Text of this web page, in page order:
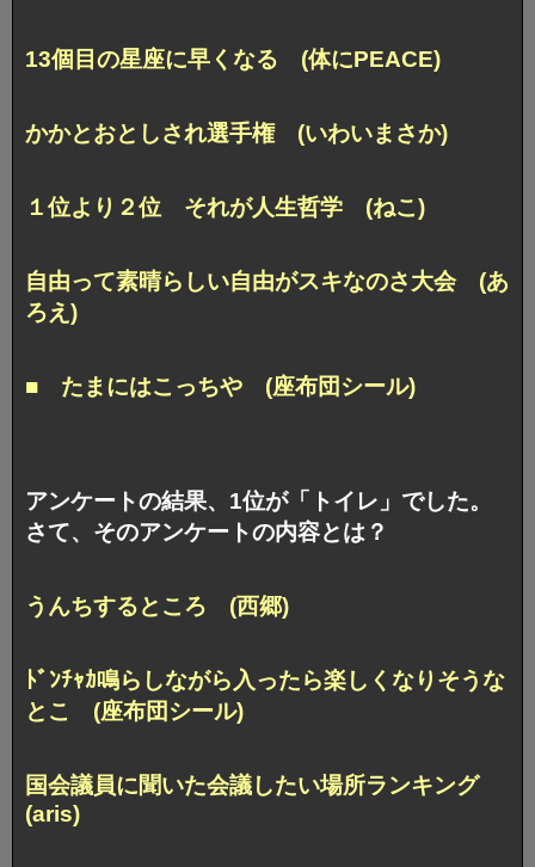
13個目の星座に早くなる (体にPEACE)
かかとおとしされ選手権 (いわいまさか)
１位より２位 それが人生哲学 (ねこ)
自由って素晴らしい自由がスキなのさ大会 (あ
ろえ)
■ たまにはこっちや (座布団シール)
アンケートの結果、1位が「トイレ」でした。
さて、そのアンケートの内容とは？
うんちするところ (西郷)
ﾄﾞﾝﾁｬｶ鳴らしながら入ったら楽しくなりそうな
とこ (座布団シール)
国会議員に聞いた会議したい場所ランキング
(aris)